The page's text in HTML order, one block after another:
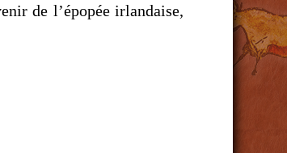
de l’épopée irlandaise,